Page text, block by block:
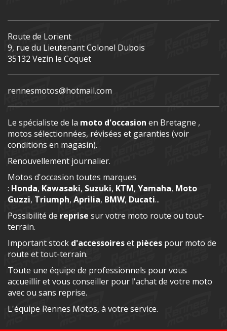
Route de Lorient
9, rue du Lieutenant Colonel Dubois
35132 Vezin le Coquet
rennesmotos@hotmail.com
Le spécialiste de la moto d'occasion en Bretagne ,
motos sélectionnées, révisées et garanties (voir
conditions en magasin).
Renouvellement journalier.
Motos d'occasion toutes marques
: Honda, Kawasaki, Suzuki, KTM, Yamaha, Moto
Guzzi, Triumph, Aprilia, BMW, Ducati...
Possibilité de reprise sur votre moto route ou tout-
terrain.
Important stock d'accessoireset pièces pour moto de
route et tout-terrain.
Toute une équipe de professionnels pour vous
accueillir et vous conseiller pour l'achat de votre moto
avec ou sans reprise.
L'équipe Rennes Motos, à votre service.